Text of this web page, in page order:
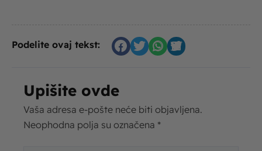
Podelite ovaj tekst:
Upišite ovde
Vaša adresa e-pošte neće biti objavljena.
Neophodna polja su označena *